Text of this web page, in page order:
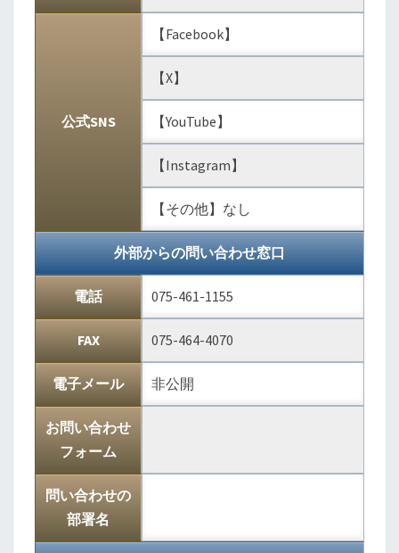
公式SNS
【Facebook】
【X】
【YouTube】
【Instagram】
【その他】なし
外部からの問い合わせ窓口
電話 075-461-1155
FAX 075-464-4070
電子メール 非公開
お問い合わせ
フォーム
問い合わせの
部署名